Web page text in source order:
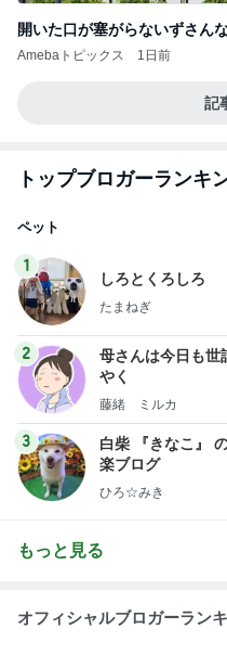
開いた口が塞がらないずさん
Amebaトピックス 1日前
記
トップブロガーランキ
ペット
1
しろとくろしろ
たまねぎ
2
母さんは今日も世
やく
藤緒 ミルカ
3
白柴 『きなこ』
楽ブログ
ひろ☆みき
もっと見る
オフィシャルブロガーラン